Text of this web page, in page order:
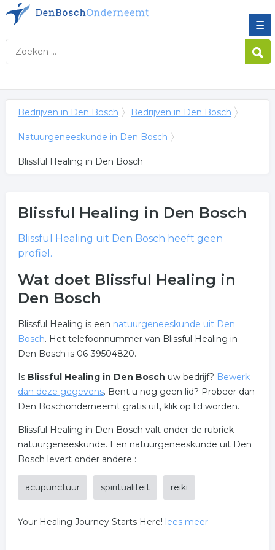
☰
Bedrijven in Den Bosch Bedrijven in Den Bosch
Natuurgeneeskunde in Den Bosch
Blissful Healing in Den Bosch
Blissful Healing in Den Bosch
Blissful Healing uit Den Bosch heeft geen
profiel.
Wat doet Blissful Healing in
Den Bosch
Blissful Healing is een natuurgeneeskunde uit Den
Bosch. Het telefoonnummer van Blissful Healing in
Den Bosch is 06-39504820.
Is Blissful Healing in Den Bosch uw bedrijf? Bewerk
dan deze gegevens. Bent u nog geen lid? Probeer dan
Den Boschonderneemt gratis uit, klik op lid worden.
Blissful Healing in Den Bosch valt onder de rubriek
natuurgeneeskunde. Een natuurgeneeskunde uit Den
Bosch levert onder andere :
acupunctuur spiritualiteit reiki
Your Healing Journey Starts Here! lees meer